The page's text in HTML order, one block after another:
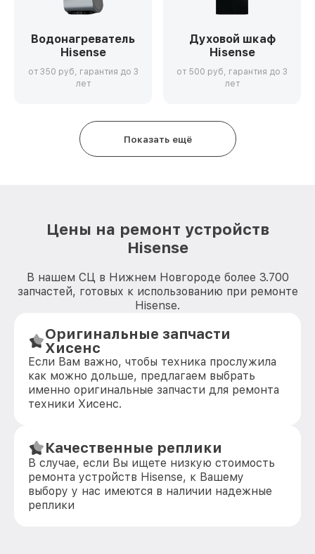
Водонагреватель
Hisense
от 350 руб, гарантия до 3
лет
Духовой шкаф
Hisense
от 500 руб, гарантия до 3
лет
Показать ещё
Цены на ремонт устройств
Hisense
В нашем СЦ в Нижнем Новгороде более 3.700
запчастей, готовых к использованию при ремонте
Hisense.
Оригинальные запчасти
Хисенс
Если Вам важно, чтобы техника прослужила
как можно дольше, предлагаем выбрать
именно оригинальные запчасти для ремонта
техники Хисенс.
Качественные реплики
В случае, если Вы ищете низкую стоимость
ремонта устройств Hisense, к Вашему
выбору у нас имеются в наличии надежные
реплики